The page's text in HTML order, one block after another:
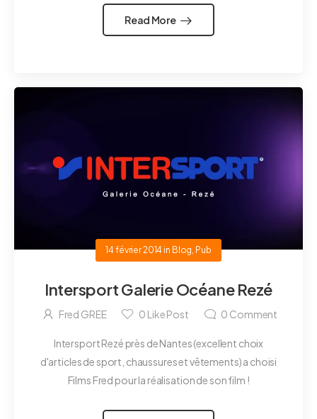
Read More
14 février 2014 in Blog Pub
Intersport Galerie Océane Rezé
Fred GREE 0 Like Post 0 Comment
Intersport Rezé près de Nantes (excellent choix
d'articles de sport, chaussures et vêtements) a choisi
Films Fred pour la réalisation de son film !